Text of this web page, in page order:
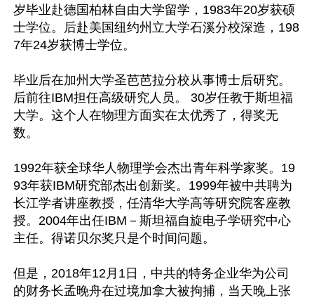
岁毕业赴德国柏林自由大学留学，1983年20岁获硕
士学位。后赴美国纽约州立大学石溪分校深造，198
7年24岁获博士学位。
毕业后在加州大学圣芭芭拉分校从事博士后研究。
后前往IBM担任高级研究人员。 30岁任教于斯坦福
大学。这个人在物理方面实在太优秀了，得奖无
数。
1992年获全球华人物理学会杰出青年科学家奖。19
93年获IBM研究部杰出创新奖。1999年被中共聘为
长江学者讲座教授，任清华大学高等研究院客座教
授。2004年出任IBM－斯坦福自旋电子学研究中心
主任。得诺贝尔奖只是个时间问题。
但是，2018年12月1日，中共的特务企业华为公司
的财务长孟晚舟在过境加拿大被拘捕，当天晚上张